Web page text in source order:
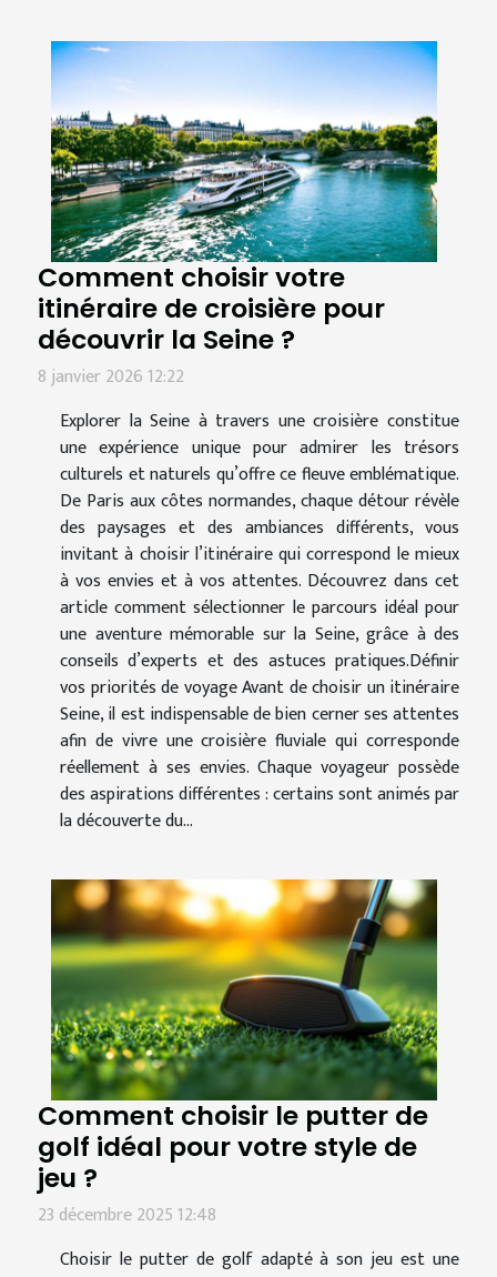
Comment choisir votre
itinéraire de croisière pour
découvrir la Seine ?
8 janvier 2026 12:22
Explorer la Seine à travers une croisière constitue
une expérience unique pour admirer les trésors
culturels et naturels qu’offre ce fleuve emblématique.
De Paris aux côtes normandes, chaque détour révèle
des paysages et des ambiances différents, vous
invitant à choisir l’itinéraire qui correspond le mieux
à vos envies et à vos attentes. Découvrez dans cet
article comment sélectionner le parcours idéal pour
une aventure mémorable sur la Seine, grâce à des
conseils d’experts et des astuces pratiques.Définir
vos priorités de voyage Avant de choisir un itinéraire
Seine, il est indispensable de bien cerner ses attentes
afin de vivre une croisière fluviale qui corresponde
réellement à ses envies. Chaque voyageur possède
des aspirations différentes : certains sont animés par
la découverte du...
Comment choisir le putter de
golf idéal pour votre style de
jeu ?
23 décembre 2025 12:48
Choisir le putter de golf adapté à son jeu est une